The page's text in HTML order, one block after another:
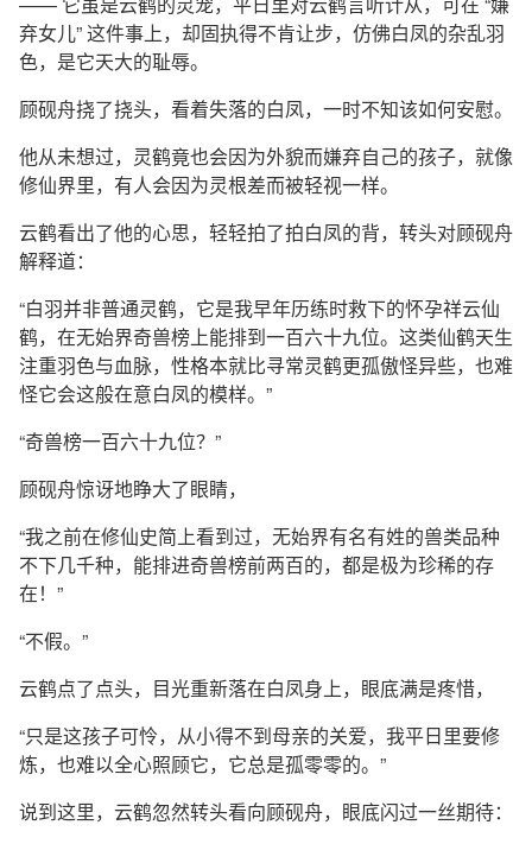
弃女儿” 这件事上，却固执得不肯让步，仿佛白凤的杂乱羽
色，是它天大的耻辱。
顾砚舟挠了挠头，看着失落的白凤，一时不知该如何安慰。
他从未想过，灵鹤竟也会因为外貌而嫌弃自己的孩子，就像
修仙界里，有人会因为灵根差而被轻视一样。
云鹤看出了他的心思，轻轻拍了拍白凤的背，转头对顾砚舟
解释道：
“白羽并非普通灵鹤，它是我早年历练时救下的怀孕祥云仙
鹤，在无始界奇兽榜上能排到一百六十九位。这类仙鹤天生
注重羽色与血脉，性格本就比寻常灵鹤更孤傲怪异些，也难
怪它会这般在意白凤的模样。”
“奇兽榜一百六十九位？”
顾砚舟惊讶地睁大了眼睛，
“我之前在修仙史简上看到过，无始界有名有姓的兽类品种
不下几千种，能排进奇兽榜前两百的，都是极为珍稀的存
在！”
“不假。”
云鹤点了点头，目光重新落在白凤身上，眼底满是疼惜，
“只是这孩子可怜，从小得不到母亲的关爱，我平日里要修
炼，也难以全心照顾它，它总是孤零零的。”
说到这里，云鹤忽然转头看向顾砚舟，眼底闪过一丝期待：